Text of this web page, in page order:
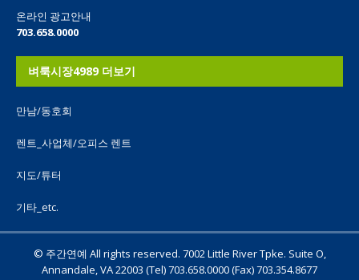
온라인 광고안내
703.658.0000
벼룩시장4989 더보기
만남/동호회
렌트_사업체/오피스 렌트
지도/튜터
기타_etc.
© 주간연예 All rights reserved. 7002 Little River Tpke. Suite O,
Annandale, VA 22003 (Tel) 703.658.0000 (Fax) 703.354.8677